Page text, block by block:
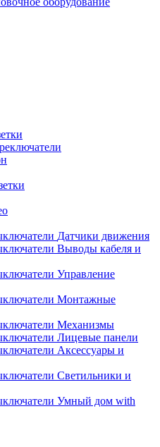
Датчики движения
Выводы кабеля и
Управление
Монтажные
Механизмы
Лицевые панели
Аксессуары и
Светильники и
Умный дом with